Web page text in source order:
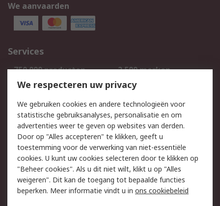
We aanvaarden
Services
750.000 producten
2.500 merken
Bestellen
Inkoopoplossingen
Track & Trace
Wettelijk
Cookiebeleid
Email veiligheid
Privacybeleid
Websitevoorwaarden
Algemene
verkoopvoorwaarden
We respecteren uw privacy
We gebruiken cookies en andere technologieën voor
statistische gebruiksanalyses, personalisatie en om
advertenties weer te geven op websites van derden.
Door op "Alles accepteren" te klikken, geeft u
toestemming voor de verwerking van niet-essentiële
cookies. U kunt uw cookies selecteren door te klikken op
"Beheer cookies". Als u dit niet wilt, klikt u op "Alles
weigeren". Dit kan de toegang tot bepaalde functies
beperken. Meer informatie vindt u in ons cookiebeleid